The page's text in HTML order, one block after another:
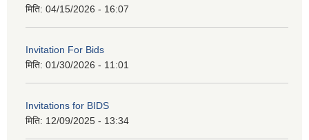
मिति: 04/15/2026 - 16:07
Invitation For Bids
मिति: 01/30/2026 - 11:01
Invitations for BIDS
मिति: 12/09/2025 - 13:34